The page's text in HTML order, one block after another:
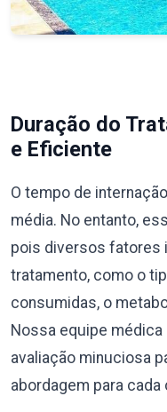
Duração do
e Eficiente
O tempo de
média. No entanto,
pois diversos fatores
tratamento, como o
consumidas, o
Nossa equipe
avaliação minuciosa
abordagem para cada